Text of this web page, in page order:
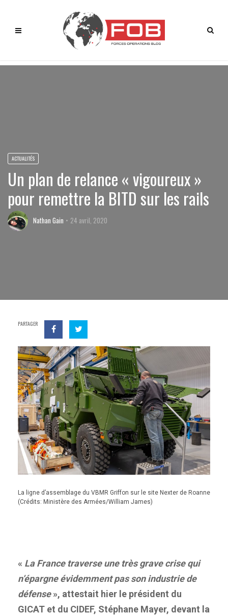
ACTUALITÉS
Un plan de relance « vigoureux »
pour remettre la BITD sur les rails
Nathan Gain 24 avril, 2020
PARTAGER
La ligne d’assemblage du VBMR Griffon sur le site Nexter de Roanne
(Crédits: Ministère des Armées/William James)
« La France traverse une très grave crise qui
n’épargne évidemment pas son industrie de
défense», attestait hier le président du
GICAT et du CIDEF, Stéphane Mayer, devant la